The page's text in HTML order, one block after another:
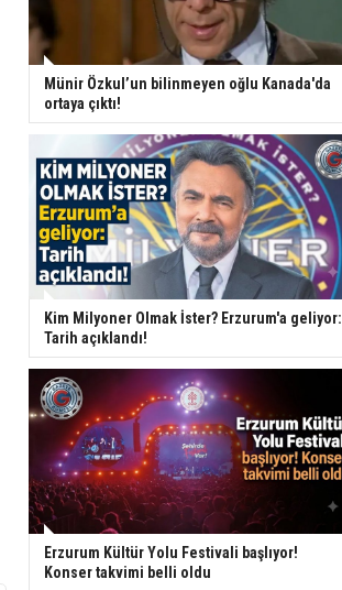
Münir Özkul’un bilinmeyen oğlu Kanada'da
ortaya çıktı!
Kim Milyoner Olmak İster? Erzurum'a geliyor:
Tarih açıklandı!
Erzurum Kültür Yolu Festivali başlıyor!
Konser takvimi belli oldu